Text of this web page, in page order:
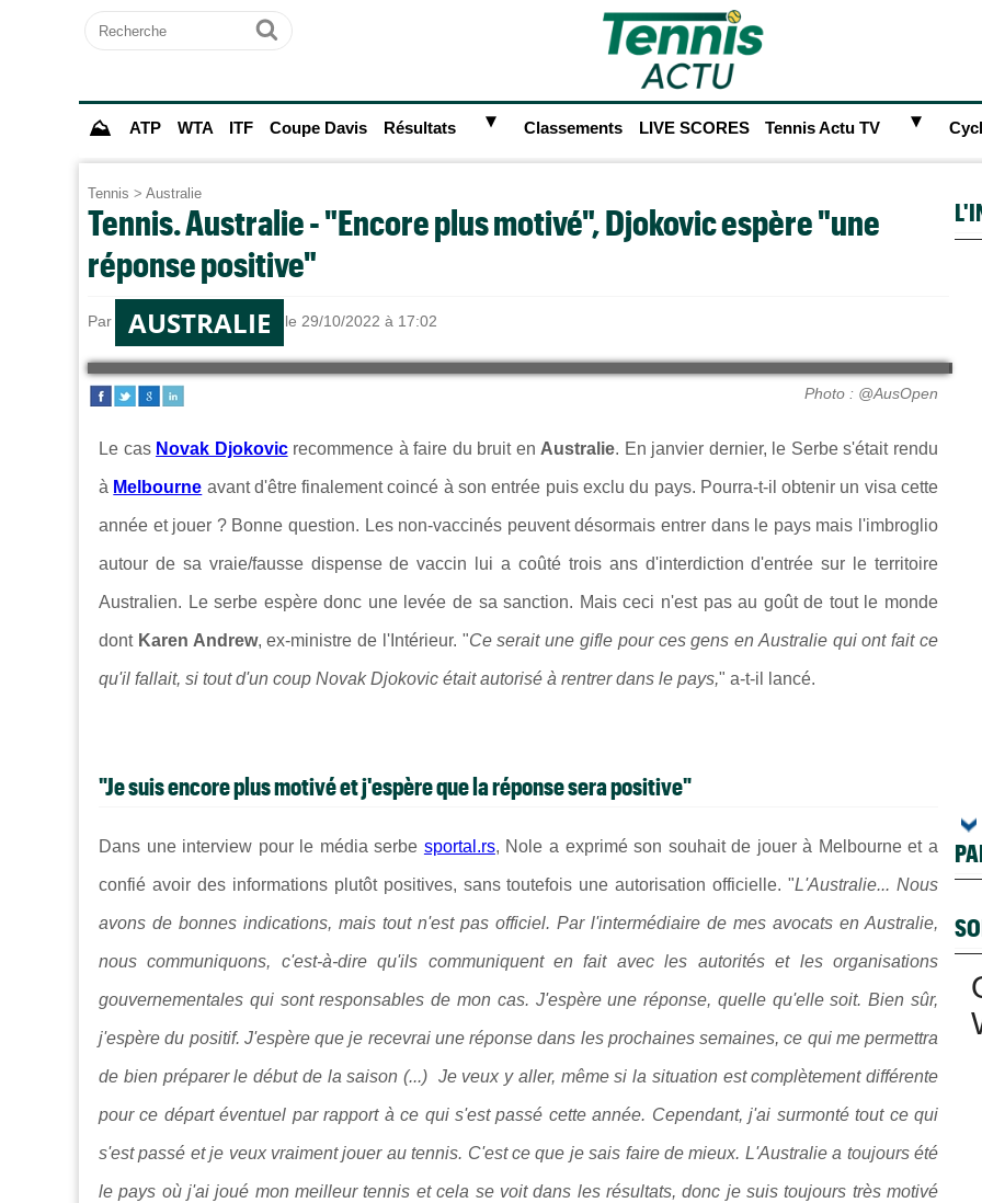
Recherche
Ok
⛰ ATP WTA ITF Coupe Davis Résultats ► Classements LIVE SCORES Tennis Actu TV ►
Tennis > Australie
Tennis. Australie - "Encore plus motivé", Djokovic espère "une
réponse positive"
Par Alexandre HERCHEUX le 29/10/2022 à 17:02
AUSTRALIE
Photo : @AusOpen
Le cas Novak Djokovicrecommence à faire du bruit en Australie. En janvier dernier, le Serbe s'était rendu
à Melbourne avant d'être finalement coincé à son entrée puis exclu du pays. Pourra-t-il obtenir un visa cette
année et jouer ? Bonne question. Les non-vaccinés peuvent désormais entrer dans le pays mais l'imbroglio
autour de sa vraie/fausse dispense de vaccin lui a coûté trois ans d'interdiction d'entrée sur le territoire
Australien. Le serbe espère donc une levée de sa sanction. Mais ceci n'est pas au goût de tout le monde
dont Karen Andrew, ex-ministre de l'Intérieur. "Ce serait une gifle pour ces gens en Australie qui ont fait ce
qu'il fallait, si tout d'un coup Novak Djokovic était autorisé à rentrer dans le pays," a-t-il lancé.
"Je suis encore plus motivé et j'espère que la réponse sera positive"
Dans une interview pour le média serbe sportal.rs, Nole a exprimé son souhait de jouer à Melbourne et a
confié avoir des informations plutôt positives, sans toutefois une autorisation officielle. "L'Australie... Nous
avons de bonnes indications, mais tout n'est pas officiel. Par l'intermédiaire de mes avocats en Australie,
nous communiquons, c'est-à-dire qu'ils communiquent en fait avec les autorités et les organisations
gouvernementales qui sont responsables de mon cas. J'espère une réponse, quelle qu'elle soit. Bien sûr,
j'espère du positif. J'espère que je recevrai une réponse dans les prochaines semaines, ce qui me permettra
de bien préparer le début de la saison (...) Je veux y aller, même si la situation est complètement différente
pour ce départ éventuel par rapport à ce qui s'est passé cette année. Cependant, j'ai surmonté tout ce qui
s'est passé et je veux vraiment jouer au tennis. C'est ce que je sais faire de mieux. L'Australie a toujours été
le pays où j'ai joué mon meilleur tennis et cela se voit dans les résultats, donc je suis toujours très motivé